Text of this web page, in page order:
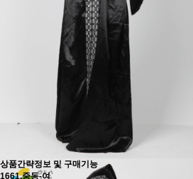
상품간략정보 및 구매기능
1661.중동-여